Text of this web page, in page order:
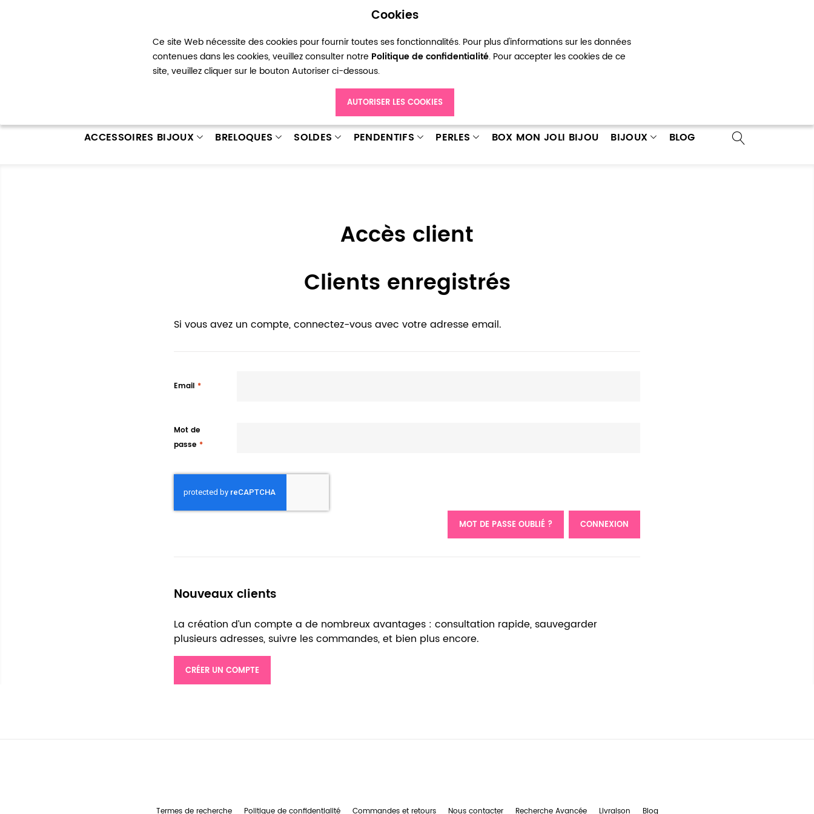
Cookies
Ce site Web nécessite des cookies pour fournir toutes ses fonctionnalités. Pour plus d'informations sur les données
contenues dans les cookies, veuillez consulter notre Politique de confidentialité. Pour accepter les cookies de ce
site, veuillez cliquer sur le bouton Autoriser ci-dessous.
AUTORISER LES COOKIES
Mon compte Ma liste d’envies Connexion Créer un compte
ACCESSOIRES BIJOUX BRELOQUES SOLDES PENDENTIFS PERLES BOX MON JOLI BIJOU BIJOUX BLOG
Accès client
Clients enregistrés
Si vous avez un compte, connectez-vous avec votre adresse email.
Email
Mot de
passe
CONNEXION
MOT DE PASSE OUBLIÉ ?
Nouveaux clients
La création d’un compte a de nombreux avantages : consultation rapide, sauvegarder
plusieurs adresses, suivre les commandes, et bien plus encore.
CRÉER UN COMPTE
Termes de recherche Politique de confidentialité Commandes et retours Nous contacter Recherche Avancée Livraison Blog